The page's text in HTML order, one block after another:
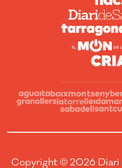
Copyright © 2026 Diari